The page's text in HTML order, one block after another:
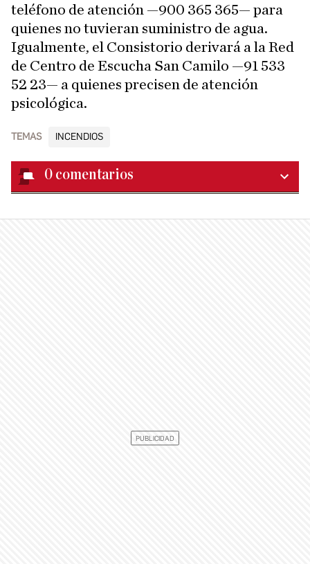
teléfono de atención —900 365 365— para
quienes no tuvieran suministro de agua.
Igualmente, el Consistorio derivará a la Red
de Centro de Escucha San Camilo —91 533
52 23— a quienes precisen de atención
psicológica.
TEMAS INCENDIOS
0 comentarios